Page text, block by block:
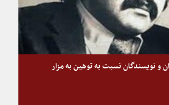
و نویسندگان نسبت به توهین به مزار